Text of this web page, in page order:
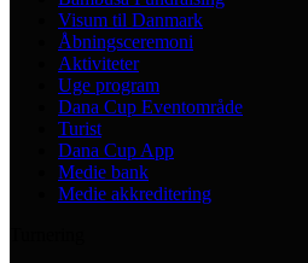
Visum til Danmark
Åbningsceremoni
Aktiviteter
Uge program
Dana Cup Eventområde
Turist
Dana Cup App
Medie bank
Medie akkreditering